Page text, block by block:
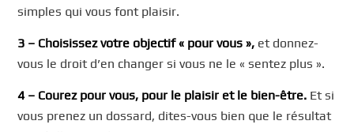
simples qui vous font plaisir.
3 – Choisissez votre objectif « pour vous », et donnez-
vous le droit d’en changer si vous ne le « sentez plus ».
4 – Courez pour vous, pour le plaisir et le bien-être. Et si
vous prenez un dossard, dites-vous bien que le résultat